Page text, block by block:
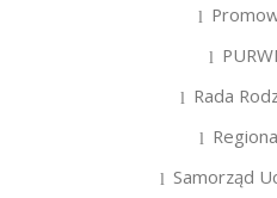
Rada
Samorząd